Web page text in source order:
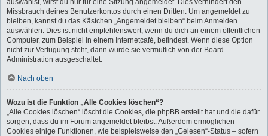
auswählst, wirst du nur für eine Sitzung angemeldet. Dies verhindert den
Missbrauch deines Benutzerkontos durch einen Dritten. Um angemeldet zu
bleiben, kannst du das Kästchen „Angemeldet bleiben“ beim Anmelden
auswählen. Dies ist nicht empfehlenswert, wenn du dich an einem öffentlichen
Computer, zum Beispiel in einem Internetcafé, befindest. Wenn diese Option
nicht zur Verfügung steht, dann wurde sie vermutlich von der Board-
Administration ausgeschaltet.
Nach oben
Wozu ist die Funktion „Alle Cookies löschen“?
„Alle Cookies löschen“ löscht die Cookies, die phpBB erstellt hat und die dafür
sorgen, dass du im Forum angemeldet bleibst. Außerdem ermöglichen
Cookies einige Funktionen, wie beispielsweise den „Gelesen“-Status – sofern